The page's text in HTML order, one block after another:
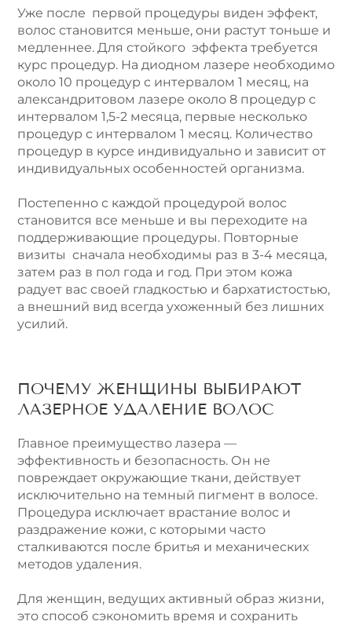
Уже после первой процедуры виден эффект,
волос становится меньше, они растут тоньше и
медленнее. Для стойкого эффекта требуется
курс процедур. На диодном лазере необходимо
около 10 процедур с интервалом 1 месяц, на
александритовом лазере около 8 процедур с
интервалом 1,5-2 месяца, первые несколько
процедур с интервалом 1 месяц. Количество
процедур в курсе индивидуально и зависит от
индивидуальных особенностей организма.
Постепенно с каждой процедурой волос
становится все меньше и вы переходите на
поддерживающие процедуры. Повторные
визиты сначала необходимы раз в 3-4 месяца,
затем раз в пол года и год. При этом кожа
радует вас своей гладкостью и бархатистостью,
а внешний вид всегда ухоженный без лишних
усилий.
ПОЧЕМУ ЖЕНЩИНЫ ВЫБИРАЮТ
ЛАЗЕРНОЕ УДАЛЕНИЕ ВОЛОС
Главное преимущество лазера —
эффективность и безопасность. Он не
повреждает окружающие ткани, действует
исключительно на темный пигмент в волосе.
Процедура исключает врастание волос и
раздражение кожи, с которыми часто
сталкиваются после бритья и механических
методов удаления.
Для женщин, ведущих активный образ жизни,
это способ сэкономить время и сохранить